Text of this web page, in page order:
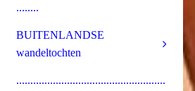
........
BUITENLANDSE
wandeltochten
.....................................................